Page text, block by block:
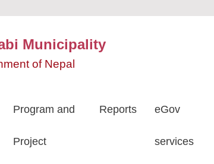
Municipality
of Nepal
Program and
Project
Reports eGov
services